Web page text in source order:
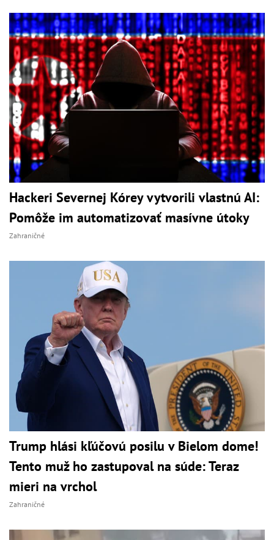
Hackeri Severnej Kórey vytvorili vlastnú AI:
Pomôže im automatizovať masívne útoky
Zahraničné
Trump hlási kľúčovú posilu v Bielom dome!
Tento muž ho zastupoval na súde: Teraz
mieri na vrchol
Zahraničné